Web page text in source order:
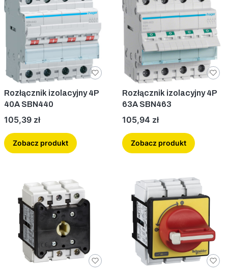
Rozłącznik izolacyjny 4P
40A SBN440
Cena
105,39 zł
Zobacz produkt
Rozłącznik izolacyjny 4P
63A SBN463
Cena
105,94 zł
Zobacz produkt